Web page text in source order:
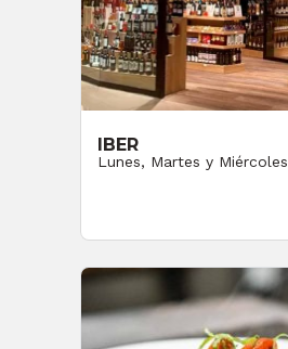
IBER
Lunes, Martes y Miércoles